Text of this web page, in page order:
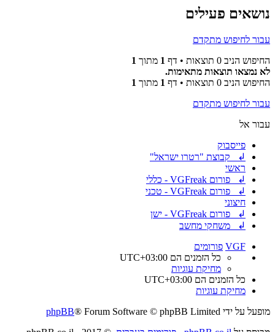
נושאים פעילים
עבור לחיפוש מתקדם
החיפוש הניב 0 תוצאות • דף
1 מתוך 1
לא נמצאו תוצאות מתאימות.
החיפוש הניב 0 תוצאות • דף
1 מתוך 1
עבור לחיפוש מתקדם
עבור אל
פייסבוק
↲ קבוצת "רטרו ישראל"
ראשי
↲ פורום VGFreak - כללי
↲ פורום VGFreak - טכני
חיצוני
↲ פורום VGFreak - ישן
↲ משחקי מחשב
VGF פורומים
כל הזמנים הם UTC+03:00
מחיקת עוגיות
כל הזמנים הם UTC+03:00
מחיקת עוגיות
מופעל על ידי
phpBB® Forum Software © phpBB Limited